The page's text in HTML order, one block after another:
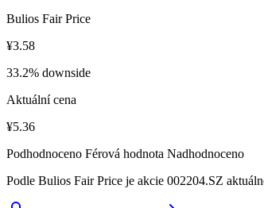
Bulios Fair Price
¥3.58
33.2% downside
Aktuální cena
¥5.36
Podhodnoceno Férová hodnota Nadhodnoceno
Podle Bulios Fair Price je akcie 002204.SZ